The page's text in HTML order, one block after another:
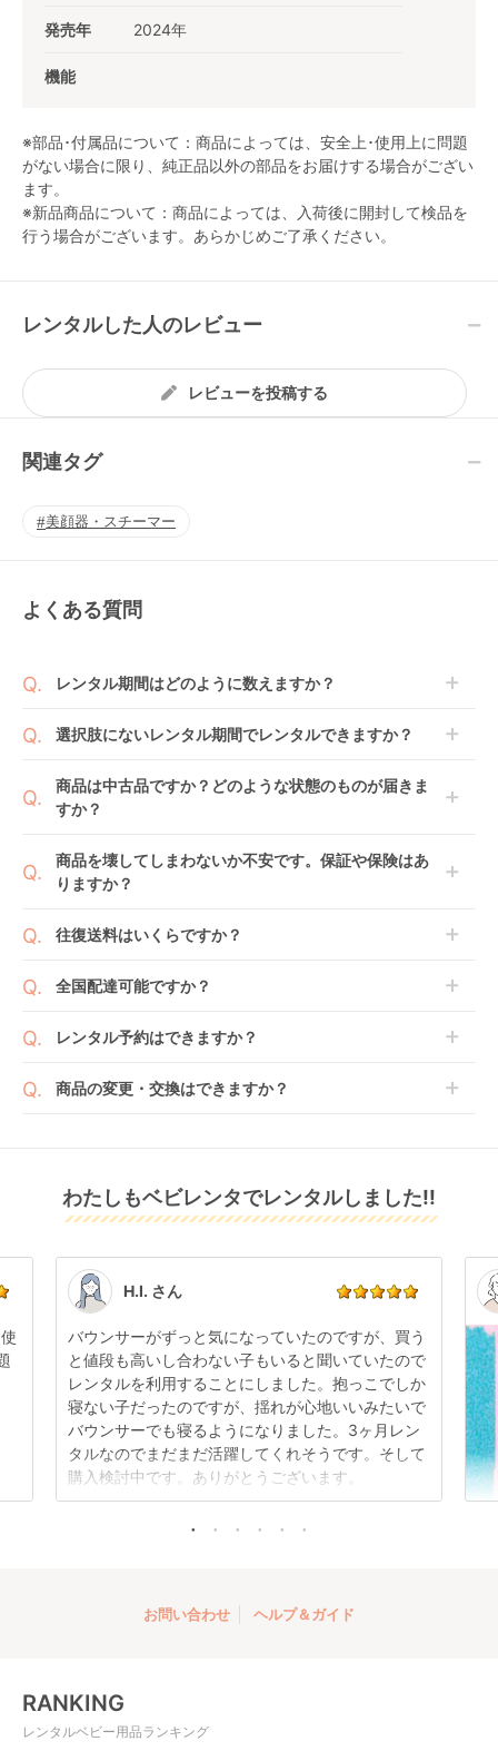
発売年 2024年
機能
※部品･付属品について：商品によっては、安全上･使用上に問題
がない場合に限り、純正品以外の部品をお届けする場合がござい
ます。
※新品商品について：商品によっては、入荷後に開封して検品を
行う場合がございます。あらかじめご了承ください。
レンタルした人のレビュー
レビューを投稿する
関連タグ
美顔器・スチーマー
よくある質問
レンタル期間はどのように数えますか？
開始日1日目となります。
日までに配送業者（佐川急便）に商品の引渡しとなり
ます。
選択肢にないレンタル期間でレンタルできますか？
間の利用が可能です。
例えば4ヶ月の場合、3ヶ月レンタル＋1ヶ月延長とし
の上で、早期にご返却ください。
商品は中古品ですか？どのような状態のものが届きま
すか？
のもございます。
新品商品はメーカーから仕入れた状態のものをお送り
走行テストを行う場合がございます。
となる場合がございます。その際、メーカーの都合に
場合や、在庫切れによりご注文をキャンセルさせてい
い。
※万が一キャンセルとなった場合には、代金は全額ご
てお届けしております。そのため、小さなキズや使用
感はございますが、故障や大きなキズ、シミなどのリ
す。
点検清掃については
もご確認ください。
商品を壊してしまわないか不安です。保証や保険はあ
りますか？
おります。
ョンをご購入ください。
詳しくはこちらをご確認ください。
往復送料はいくらですか？
へ入れ、カートページから住所を入力すると送料が確
全国配達可能ですか？
※空港への配達はご対応できかねますのであらかじめ
レンタル予約はできますか？
可能ですので、商品のご注文時にご希望のお日にちに
商品の変更・交換はできますか？
また、レンタル期間の変更も商品発送前であれば変更
可能です。
い。
わたしもベビレンタでレンタルしました!!
H.I. さん
バウンサーがずっと気になっていたのですが、買う
と値段も高いし合わない子もいると聞いていたので
レンタルを利用することにしました。抱っこでしか
寝ない子だったのですが、揺れが心地いいみたいで
バウンサーでも寝るようになりました。3ヶ月レン
タルなのでまだまだ活躍してくれそうです。そして
購入検討中です。ありがとうございます。
お問い合わせ ヘルプ＆ガイド
RANKING
レンタルベビー用品ランキング